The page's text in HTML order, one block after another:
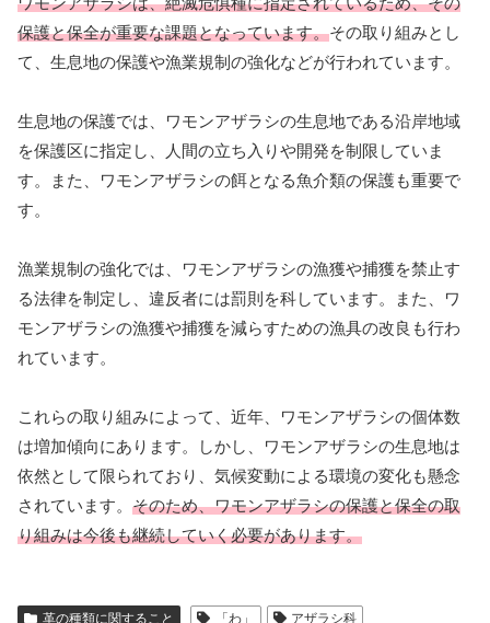
保護と保全が重要な課題となっています。その取り組みとし
て、生息地の保護や漁業規制の強化などが行われています。
生息地の保護では、ワモンアザラシの生息地である沿岸地域
を保護区に指定し、人間の立ち入りや開発を制限していま
す。また、ワモンアザラシの餌となる魚介類の保護も重要で
す。
漁業規制の強化では、ワモンアザラシの漁獲や捕獲を禁止す
る法律を制定し、違反者には罰則を科しています。また、ワ
モンアザラシの漁獲や捕獲を減らすための漁具の改良も行わ
れています。
これらの取り組みによって、近年、ワモンアザラシの個体数
は増加傾向にあります。しかし、ワモンアザラシの生息地は
依然として限られており、気候変動による環境の変化も懸念
されています。 そのため、ワモンアザラシの保護と保全の取
り組みは今後も継続していく必要があります。
革の種類に関すること 「わ」
アザラシ科